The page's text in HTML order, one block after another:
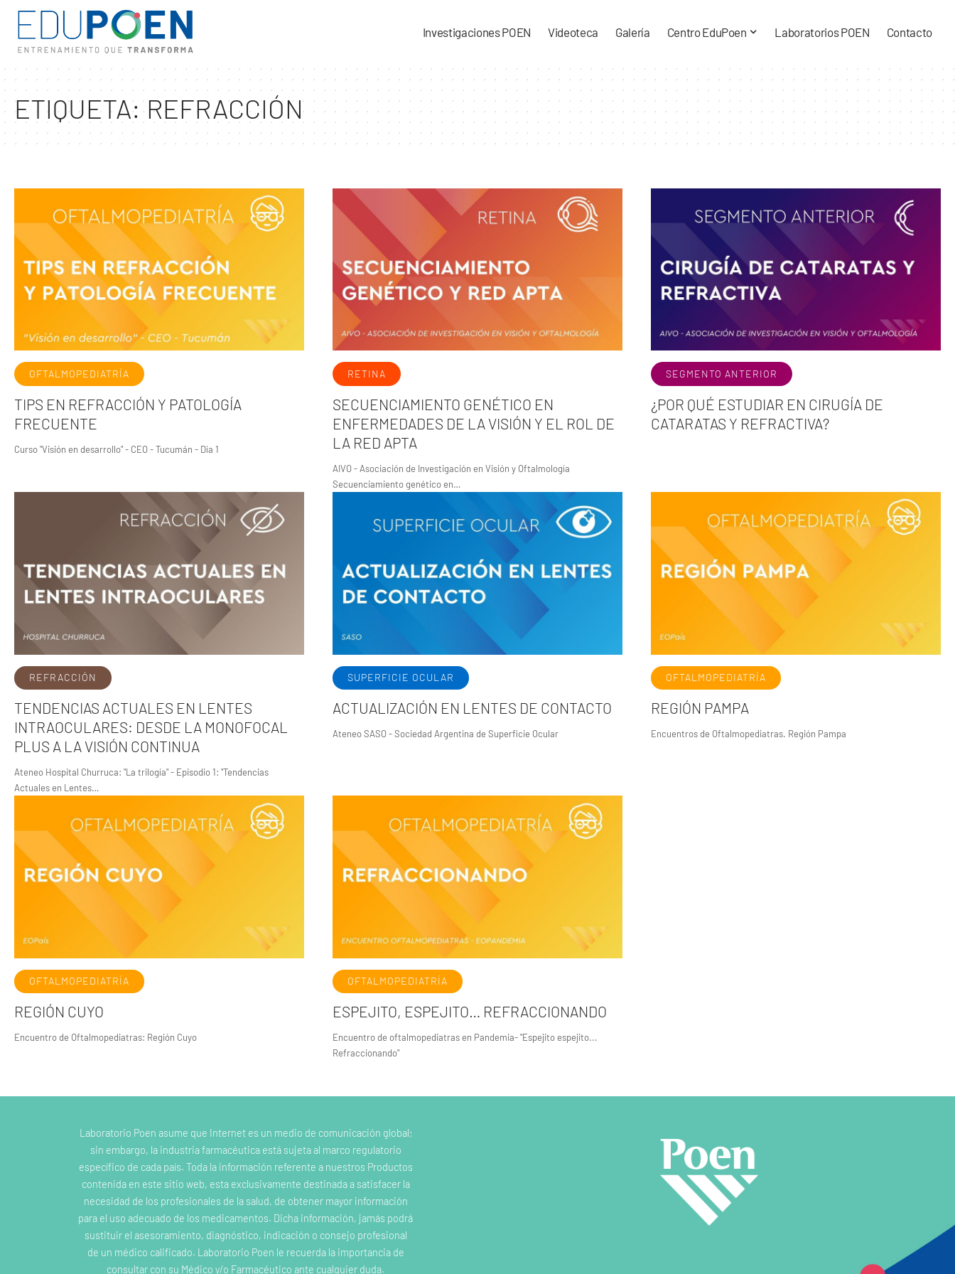
Investigaciones POEN Videoteca Galería Centro EduPoen Laboratorios POEN Contacto
ETIQUETA:REFRACCIÓN
OFTALMOPEDIATRÍA
TIPS EN REFRACCIÓN Y PATOLOGÍA
FRECUENTE
Curso "Visión en desarrollo" - CEO - Tucumán - Día 1
RETINA
SECUENCIAMIENTO GENÉTICO EN
ENFERMEDADES DE LA VISIÓN Y EL ROL DE
LA RED APTA
AIVO - Asociación de Investigación en Visión y Oftalmología
Secuenciamiento genético en…
SEGMENTO ANTERIOR
¿POR QUÉ ESTUDIAR EN CIRUGÍA DE
CATARATAS Y REFRACTIVA?
REFRACCIÓN
TENDENCIAS ACTUALES EN LENTES
INTRAOCULARES: DESDE LA MONOFOCAL
PLUS A LA VISIÓN CONTINUA
Ateneo Hospital Churruca: "La trilogía" - Episodio 1: "Tendencias
Actuales en Lentes…
SUPERFICIE OCULAR
ACTUALIZACIÓN EN LENTES DE CONTACTO
Ateneo SASO - Sociedad Argentina de Superficie Ocular
OFTALMOPEDIATRÍA
REGIÓN PAMPA
Encuentros de Oftalmopediatras. Región Pampa
OFTALMOPEDIATRÍA
REGIÓN CUYO
Encuentro de Oftalmopediatras: Región Cuyo
OFTALMOPEDIATRÍA
ESPEJITO, ESPEJITO… REFRACCIONANDO
Encuentro de oftalmopediatras en Pandemia- "Espejito espejito...
Refraccionando"
Laboratorio Poen asume que Internet es un medio de comunicación global;
sin embargo, la industria farmacéutica está sujeta al marco regulatorio
específico de cada país. Toda la información referente a nuestros Productos
contenida en este sitio web, esta exclusivamente destinada a satisfacer la
necesidad de los profesionales de la salud, de obtener mayor información
para el uso adecuado de los medicamentos. Dicha información, jamás podrá
sustituir el asesoramiento, diagnóstico, indicación o consejo profesional
de un médico calificado. Laboratorio Poen le recuerda la importancia de
consultar con su Médico y/o Farmacéutico ante cualquier duda.